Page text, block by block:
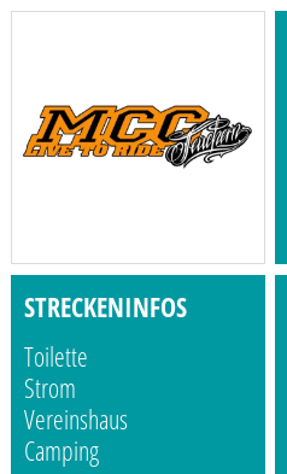
STRECKENINFOS
Toilette
Strom
Vereinshaus
Camping